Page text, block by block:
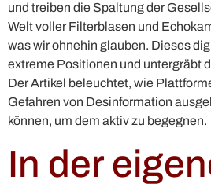
und treiben die Spaltung der
Welt voller Filterblasen und
was wir ohnehin glauben. Dieses
extreme Positionen und untergräbt
Der Artikel beleuchtet, wie
Gefahren von Desinformation
können, um dem aktiv zu begegnen.
In der